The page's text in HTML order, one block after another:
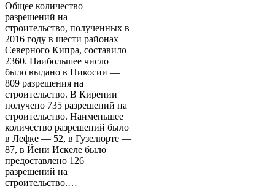
Общее количество
разрешений на
строительство, полученных в
2016 году в шести районах
Северного Кипра, составило
2360. Наибольшее число
было выдано в Никосии —
809 разрешения на
строительство. В Кирении
получено 735 разрешений на
строительство. Наименьшее
количество разрешений было
в Лефке — 52, в Гузелюрте —
87, в Йени Искеле было
предоставлено 126
разрешений на
строительство.…